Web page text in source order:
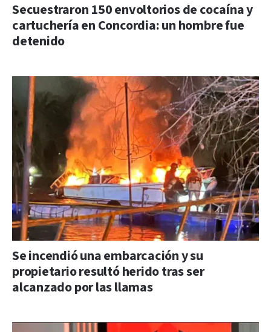
Secuestraron 150 envoltorios de cocaína y
cartuchería en Concordia: un hombre fue
detenido
Se incendió una embarcación y su
propietario resultó herido tras ser
alcanzado por las llamas